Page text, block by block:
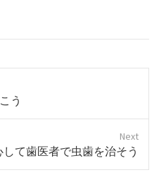
う
Next
して歯医者で虫歯を治そう